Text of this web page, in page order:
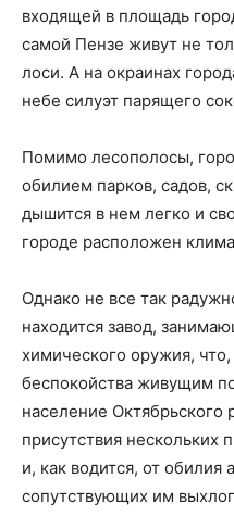
входящей в площадь
самой Пензе живут не
лоси. А на окраинах
небе силуэт парящего
Помимо лесополосы,
обилием парков, садов,
дышится в нем легко и
городе расположен
Однако не все так
находится завод,
химического оружия,
беспокойства живущим
население Октябрьского
присутствия
и, как водится, от обилия
сопутствующих им